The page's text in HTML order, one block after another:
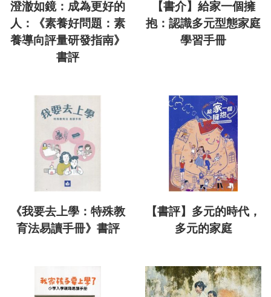
澄澈如鏡：成為更好的
人：《素養好問題：素
養導向評量研發指南》
書評
【書介】給家一個擁
抱：認識多元型態家庭
學習手冊
《我要去上學：特殊教
育法易讀手冊》書評
【書評】多元的時代，
多元的家庭